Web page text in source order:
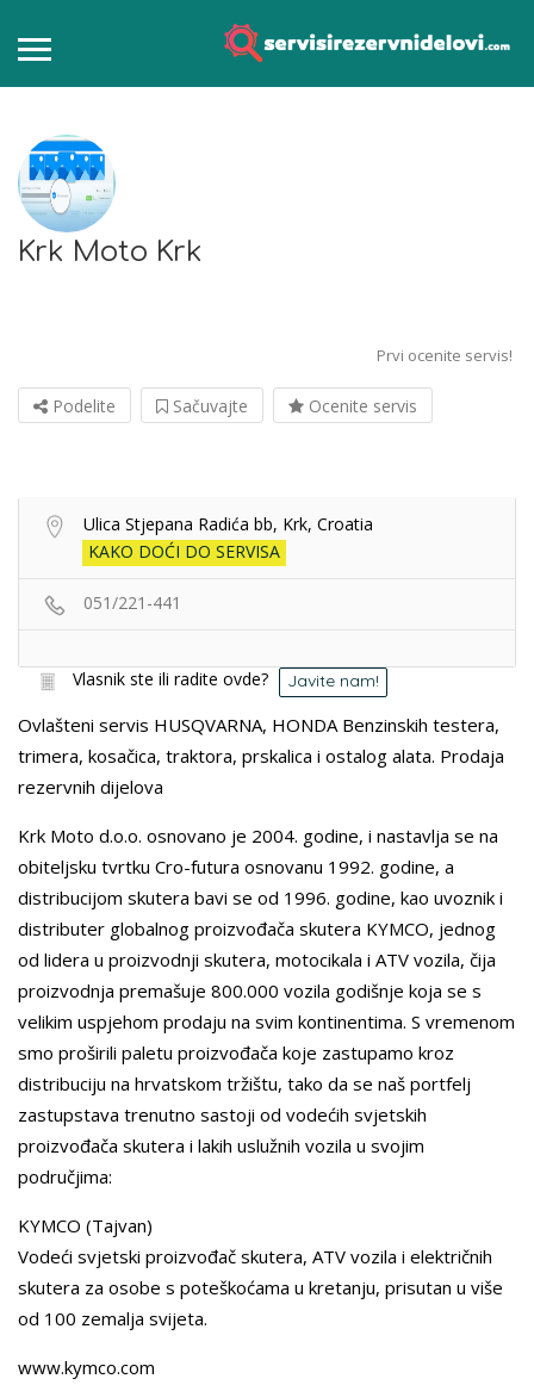
Krk Moto Krk
Prvi ocenite servis!
Podelite Sačuvajte Ocenite servis
Ulica Stjepana Radića bb, Krk, Croatia
KAKO DOĆI DO SERVISA
051/221-441
Vlasnik ste ili radite ovde? Javite nam!
Ovlašteni servis HUSQVARNA, HONDA Benzinskih testera,
trimera, kosačica, traktora, prskalica i ostalog alata. Prodaja
rezervnih dijelova
Krk Moto d.o.o. osnovano je 2004. godine, i nastavlja se na
obiteljsku tvrtku Cro-futura osnovanu 1992. godine, a
distribucijom skutera bavi se od 1996. godine, kao uvoznik i
distributer globalnog proizvođača skutera KYMCO, jednog
od lidera u proizvodnji skutera, motocikala i ATV vozila, čija
proizvodnja premašuje 800.000 vozila godišnje koja se s
velikim uspjehom prodaju na svim kontinentima. S vremenom
smo proširili paletu proizvođača koje zastupamo kroz
distribuciju na hrvatskom tržištu, tako da se naš portfelj
zastupstava trenutno sastoji od vodećih svjetskih
proizvođača skutera i lakih uslužnih vozila u svojim
područjima:
KYMCO (Tajvan)
Vodeći svjetski proizvođač skutera, ATV vozila i električnih
skutera za osobe s poteškoćama u kretanju, prisutan u više
od 100 zemalja svijeta.
www.kymco.com